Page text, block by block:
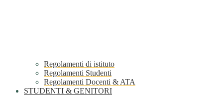
Regolamenti di istituto
Regolamenti Studenti
Regolamenti Docenti & ATA
STUDENTI & GENITORI